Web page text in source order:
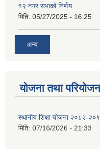
१२ नगर सभाको निर्णय
मिति: 05/27/2025 - 16:25
अन्य
योजना तथा
स्थानीय शिक्षा योजना २०८२-
मिति: 07/16/2026 - 21:33